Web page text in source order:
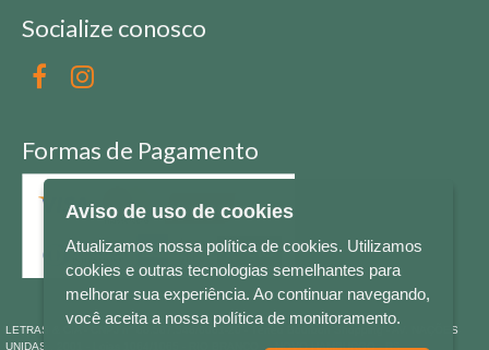
Socialize conosco
Formas de Pagamento
LETRAS & CIA - CNPJ n° 88.587.548/0001-20 - Térreo Bourbon Shopping - AV. NAÇÕES
UNIDAS , 2001 - Lojas 1064/1065 - RIO BRANCO - - NOVO HAMBURGO - RS
Aviso de uso de cookies
Atualizamos nossa política de cookies. Utilizamos
cookies e outras tecnologias semelhantes para
melhorar sua experiência. Ao continuar navegando,
você aceita a nossa política de monitoramento.